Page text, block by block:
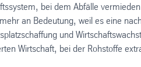
bei dem Abfälle
an Bedeutung, weil es eine
und
Wirtschaft, bei der Rohstoffe